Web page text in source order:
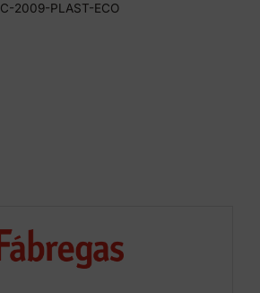
C-2009-PLAST-ECO